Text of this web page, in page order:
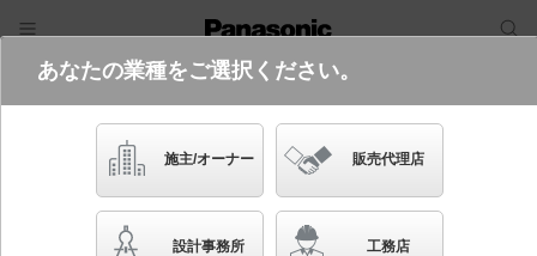
電気・建築設備（ビジネス）
フリーワード
品番・キーワード
XSZD3060V CB1
あなたの業種をご選択ください。
施主/オーナー 販売代理店
設計事務所 工務店